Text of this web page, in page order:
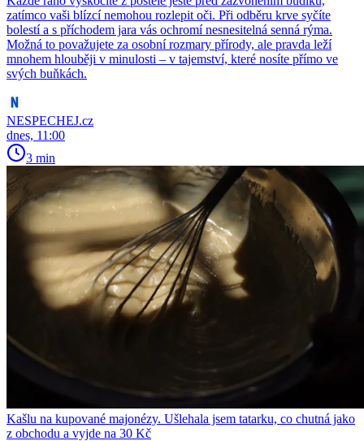
zatímco vaši blízcí nemohou rozlepit oči. Při odběru krve syčíte
bolestí a s příchodem jara vás ochromí nesnesitelná senná rýma.
Možná to považujete za osobní rozmary přírody, ale pravda leží
mnohem hlouběji v minulosti – v tajemství, které nosíte přímo ve
svých buňkách.
NESPECHEJ.cz
dnes, 11:00
3 min
Kašlu na kupované majonézy. Ušlehala jsem tatarku, co chutná jako
z obchodu a vyjde na 30 Kč